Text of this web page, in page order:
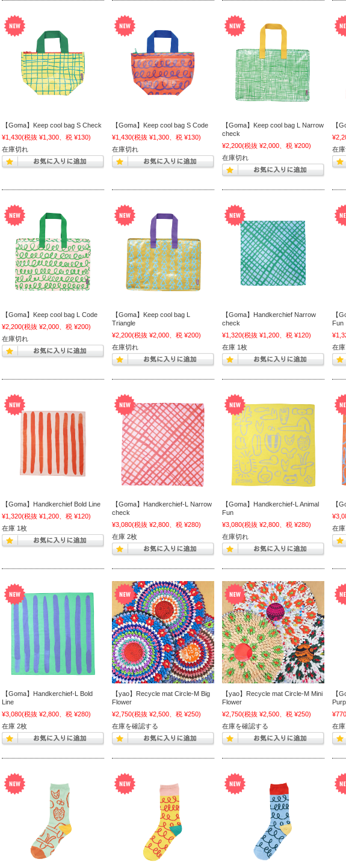
【Goma】Keep cool bag S Check
¥1,430(税抜 ¥1,300、税 ¥130)
在庫切れ
【Goma】Keep cool bag S Code
¥1,430(税抜 ¥1,300、税 ¥130)
在庫切れ
【Goma】Keep cool bag L Narrow
check
¥2,200(税抜 ¥2,000、税 ¥200)
在庫切れ
【
在
【Goma】Keep cool bag L Code
¥2,200(税抜 ¥2,000、税 ¥200)
在庫切れ
【Goma】Keep cool bag L
Triangle
¥2,200(税抜 ¥2,000、税 ¥200)
在庫切れ
【Goma】Handkerchief Narrow
check
¥1,320(税抜 ¥1,200、税 ¥120)
在庫 1枚
【
Fun
在
【Goma】Handkerchief Bold Line
¥1,320(税抜 ¥1,200、税 ¥120)
在庫 1枚
【Goma】Handkerchief-L Narrow
check
¥3,080(税抜 ¥2,800、税 ¥280)
在庫 2枚
【Goma】Handkerchief-L Animal
Fun
¥3,080(税抜 ¥2,800、税 ¥280)
在庫切れ
【
在
【Goma】Handkerchief-L Bold
Line
¥3,080(税抜 ¥2,800、税 ¥280)
在庫 2枚
【yao】Recycle mat Circle-M Big
Flower
¥2,750(税抜 ¥2,500、税 ¥250)
在庫を確認する
【yao】Recycle mat Circle-M Mini
Flower
¥2,750(税抜 ¥2,500、税 ¥250)
在庫を確認する
【
¥770
在